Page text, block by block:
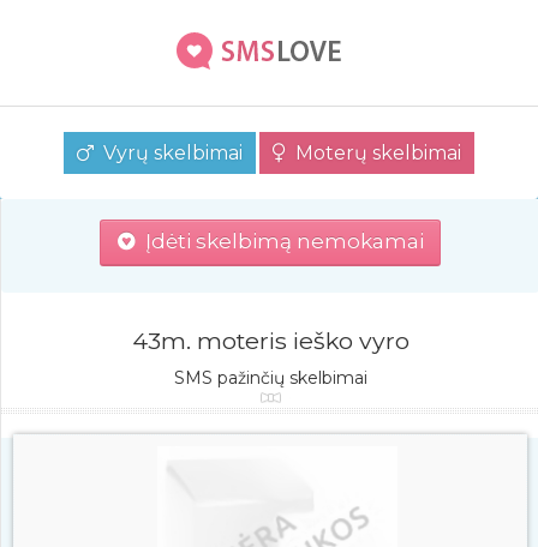
Vyrų skelbimai Moterų skelbimai
Įdėti skelbimą nemokamai
43m. moteris ieško vyro
SMS pažinčių skelbimai